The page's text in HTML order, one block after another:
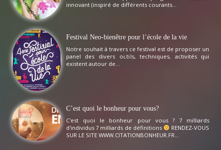
innovant (inspiré de différents courants...
Festival Neo-bienêtre pour l’école de la vie
Notre souhait à travers ce festival est de proposer un
panel des divers outils, techniques, activités qui
existent autour de...
C’est quoi le bonheur pour vous?
C'est quoi le bonheur pour vous ? 7 milliards
d'individus 7 milliards de définitions
RENDEZ-VOUS
SUR LE SITE WWW.CITATIONBONHEUR.FR...